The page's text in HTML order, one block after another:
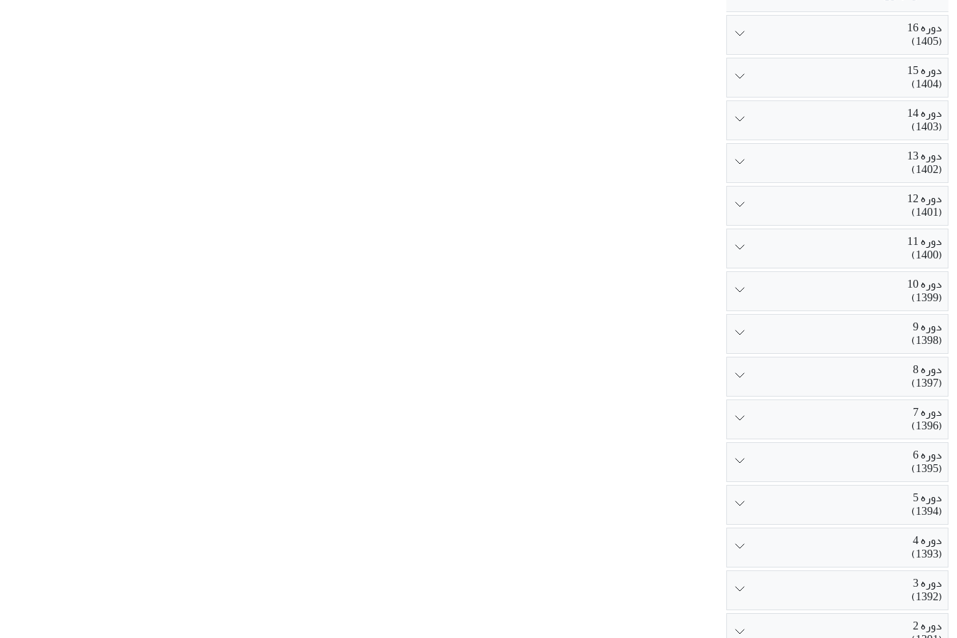
دوره 16
(1405)
دوره 15
(1404)
دوره 14
(1403)
دوره 13
(1402)
دوره 12
(1401)
دوره 11
(1400)
دوره 10
(1399)
دوره 9
(1398)
دوره 8
(1397)
دوره 7
(1396)
دوره 6
(1395)
دوره 5
(1394)
دوره 4
(1393)
دوره 3
(1392)
دوره 2